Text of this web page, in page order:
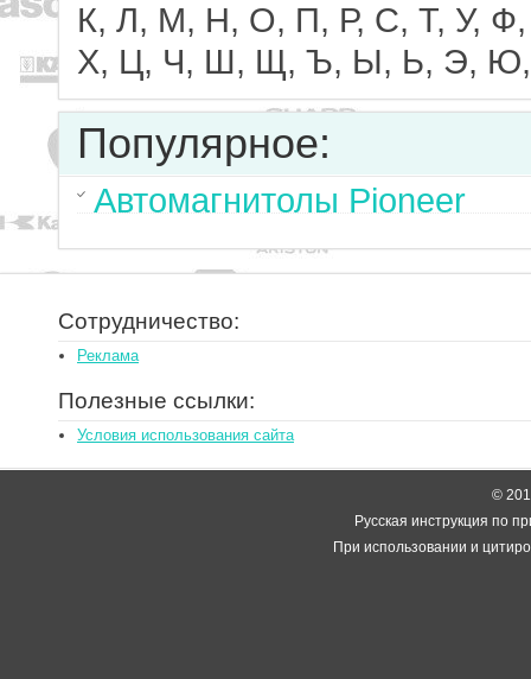
К, Л, М, Н, О, П, Р, С, Т, У, Ф,
Х, Ц, Ч, Ш, Щ, Ъ, Ы, Ь, Э,
Популярное:
Автомагнитолы Pioneer
Сотрудничество:
Реклама
Полезные ссылки:
Условия использования сайта
©
Русская инструкция по
При использовании и